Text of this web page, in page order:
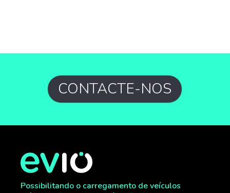
CONTACTE-NOS
Possibilitando o carregamento de veículos